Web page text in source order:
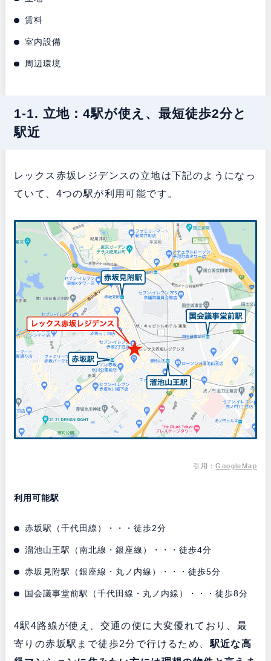
賃料
室内設備
周辺環境
1-1. 立地：4駅が使え、最短徒歩2分と
駅近
レックス赤坂レジデンスの立地は下記のようになっ
ていて、4つの駅が利用可能です。
引用：GoogleMap
利用可能駅
赤坂駅（千代田線）・・・徒歩2分
溜池山王駅（南北線・銀座線）・・・徒歩4分
赤坂見附駅（銀座線・丸ノ内線）・・・徒歩5分
国会議事堂前駅（千代田線・丸ノ内線）・・・徒歩8分
4駅4路線が使え、交通の便に大変優れており、最
寄りの赤坂駅まで徒歩2分で行けるため、駅近な高